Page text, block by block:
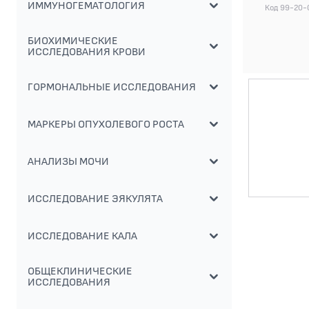
ИММУНОГЕМАТОЛОГИЯ
БИОХИМИЧЕСКИЕ
ИССЛЕДОВАНИЯ КРОВИ
ГОРМОНАЛЬНЫЕ ИССЛЕДОВАНИЯ
МАРКЕРЫ ОПУХОЛЕВОГО РОСТА
АНАЛИЗЫ МОЧИ
ИССЛЕДОВАНИЕ ЭЯКУЛЯТА
ИССЛЕДОВАНИЕ КАЛА
ОБЩЕКЛИНИЧЕСКИЕ
ИССЛЕДОВАНИЯ
Код 99-20-